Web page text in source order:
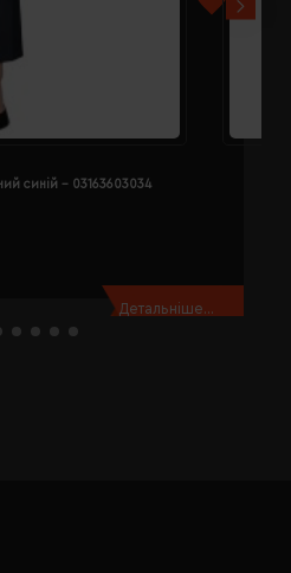
синій - 03163603034
Детальніше...